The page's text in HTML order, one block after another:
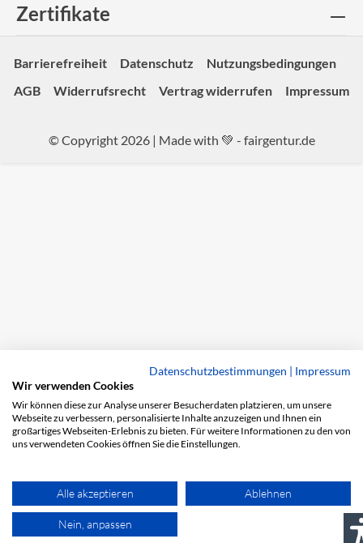
Zertifikate
Barrierefreiheit Datenschutz
Nutzungsbedingungen
AGB
Widerrufsrecht Vertrag widerrufen Impressum
© Copyright 2026 | Made with 💚 - fairgentur.de
Datenschutzbestimmungen | Impressum
Wir verwenden Cookies
Wir können diese zur Analyse unserer Besucherdaten platzieren, um unsere
Webseite zu verbessern, personalisierte Inhalte anzuzeigen und Ihnen ein
großartiges Webseiten-Erlebnis zu bieten. Für weitere Informationen zu den von
uns verwendeten Cookies öffnen Sie die Einstellungen.
Alle akzeptieren Ablehnen
Nein, anpassen